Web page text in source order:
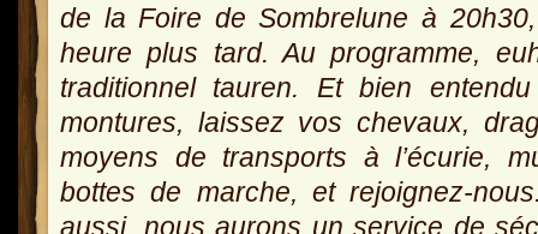
de la Foire de Sombrelune à
heure plus tard. Au programme,
traditionnel tauren. Et bien
montures, laissez vos chevaux,
moyens de transports à l’écurie,
bottes de marche, et rejoignez-
aussi, nous aurons un service de